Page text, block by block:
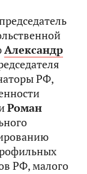
Александр
РФ,
Роман
РФ, малого